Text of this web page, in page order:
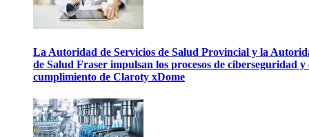
La Autoridad de Servicios de Salud Provincial y la
de Salud Fraser impulsan los procesos de ciberseguridad y
cumplimiento de Claroty xDome